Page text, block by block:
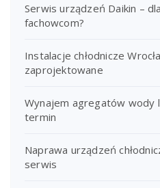
Serwis urządzeń Daikin –
fachowcom?
Instalacje chłodnicze
zaprojektowane
Wynajem agregatów wody
termin
Naprawa urządzeń
serwis